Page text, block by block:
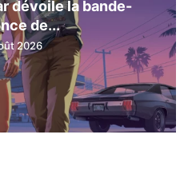
dévoile la bande-
de...
2026